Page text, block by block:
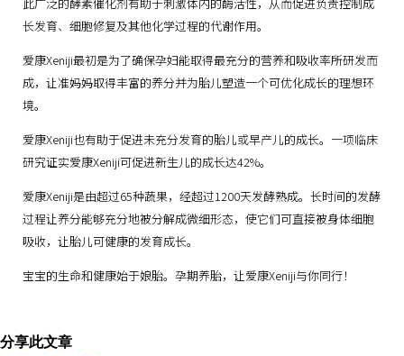
长发育、细胞修复及其他化学过程的代谢作用。
爱康Xeniji最初是为了确保孕妇能取得最充分的营养和吸收率所研发而
成，让准妈妈取得丰富的养分并为胎儿塑造一个可优化成长的理想环
境。
爱康Xeniji也有助于促进未充分发育的胎儿或早产儿的成长。一项临床
研究证实爱康Xeniji可促进新生儿的成长达42%。
爱康Xeniji是由超过65种蔬果，经超过1200天发酵熟成。长时间的发酵
过程让养分能够充分地被分解成微细形态，使它们可直接被身体细胞
吸收，让胎儿可健康的发育成长。
宝宝的生命和健康始于娘胎。孕期养胎，让爱康Xeniji与你同行！